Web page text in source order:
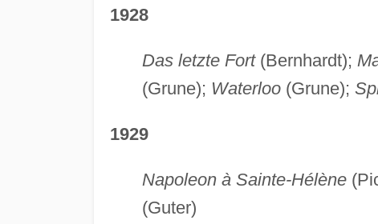
1928
Das letzte Fort(Bernhardt);
(Grune); Waterloo(Grune);
1929
Napoleon à Sainte-Hélène
(Guter)